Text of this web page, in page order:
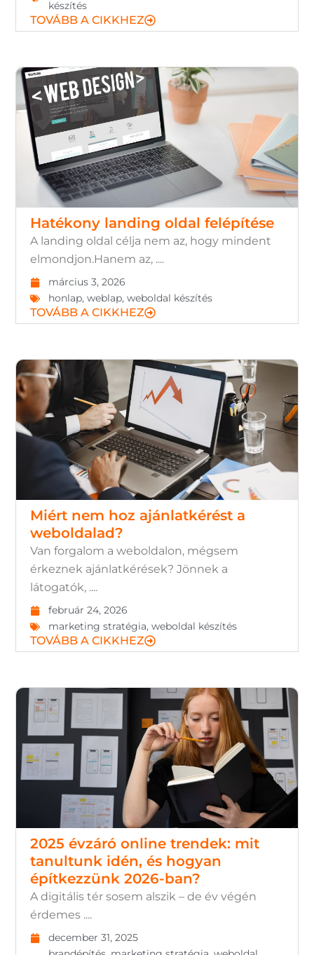
készítés
TOVÁBB A CIKKHEZ
Hatékony landing oldal felépítése
A landing oldal célja nem az, hogy mindent
elmondjon.Hanem az, ....
március 3, 2026
honlap,weblap,weboldal készítés
TOVÁBB A CIKKHEZ
Miért nem hoz ajánlatkérést a
weboldalad?
Van forgalom a weboldalon, mégsem
érkeznek ajánlatkérések? Jönnek a
látogatók, ....
február 24, 2026
marketing stratégia,weboldal készítés
TOVÁBB A CIKKHEZ
2025 évzáró online trendek: mit
tanultunk idén, és hogyan
építkezzünk 2026-ban?
A digitális tér sosem alszik – de év végén
érdemes ....
december 31, 2025